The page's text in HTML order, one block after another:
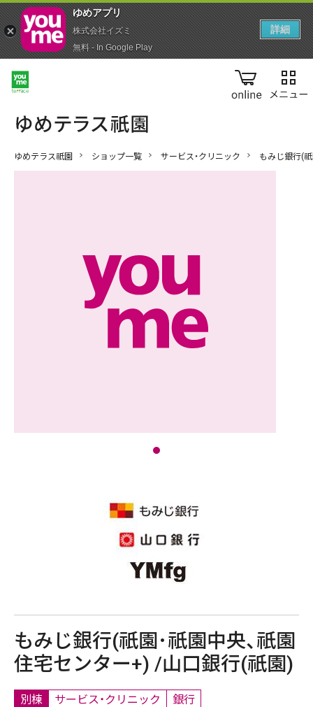
online
ゆめテラス祇園 ショップ一覧 サービス・クリニック もみじ銀行(
もみじ銀行(祇園･祇園中央、祇園
住宅センター+) /山口銀行(祇園)
別棟 サービス・クリニック 銀行
ゆめアプ‪リ‬
株式会社イズミ
無料 - In Google Play
詳細